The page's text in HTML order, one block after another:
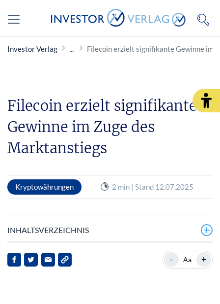
Investor Verlag Filecoin erzielt signifikante Gewinne im
Filecoin erzielt signifikante
Gewinne im Zuge des
Marktanstiegs
Kryptowährungen 2 min | Stand 12.07.2025
INHALTSVERZEICHNIS
Filecoin bricht bei hohem Volumen aus
- Aa +